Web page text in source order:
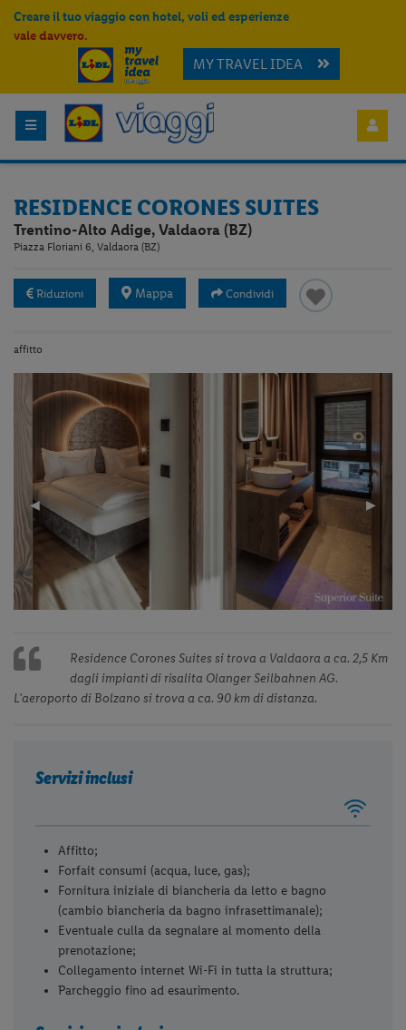
Creare il tuo viaggio con hotel, voli ed esperienze
vale davvero.
MY TRAVEL IDEA
RESIDENCE CORONES SUITES
Trentino-Alto Adige, Valdaora (BZ)
Piazza Floriani 6, Valdaora (BZ)
Riduzioni Mappa Condividi
affitto
Previous
Slide
◀︎
Next
▶︎
Residence Corones Suites si trova a Valdaora a ca. 2,5 Km
dagli impianti di risalita Olanger Seilbahnen AG.
L'aeroporto di Bolzano si trova a ca. 90 km di distanza.
Servizi inclusi
Affitto;
Forfait consumi (acqua, luce, gas);
Fornitura iniziale di biancheria da letto e bagno
(cambio biancheria da bagno infrasettimanale);
Eventuale culla da segnalare al momento della
prenotazione;
Collegamento internet Wi-Fi in tutta la struttura;
Parcheggio fino ad esaurimento.